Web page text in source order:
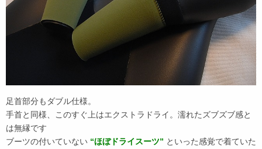
足首部分もダブル仕様。
手首と同様、このすぐ上はエクストラドライ。濡れたズブズブ感と
は無縁です
ブーツの付いていない “ほぼドライスーツ” といった感覚で着ていた